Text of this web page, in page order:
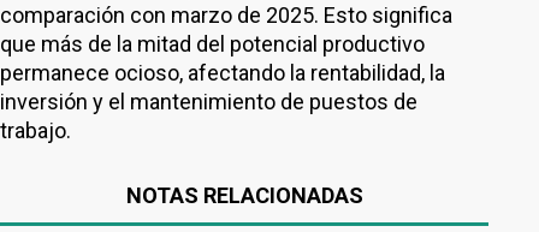
comparación con marzo de 2025. Esto significa
que más de la mitad del potencial productivo
permanece ocioso, afectando la rentabilidad, la
inversión y el mantenimiento de puestos de
trabajo.
NOTAS RELACIONADAS